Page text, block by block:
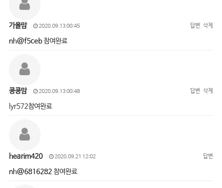
가을맘 2020.09.13 00:45 답변 삭제
nh@f5ceb참여완료
콩콩맘 2020.09.13 00:48 답변 삭제
lyr572참여완료
hearim420 2020.09.21 12:02 답변
nh@6816282참여완료